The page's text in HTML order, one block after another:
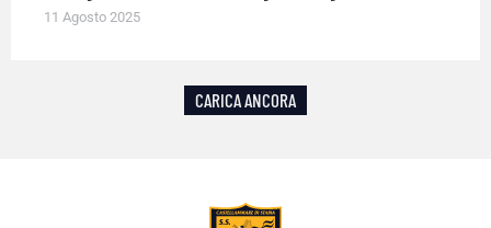
11 Agosto 2025
CARICA ANCORA